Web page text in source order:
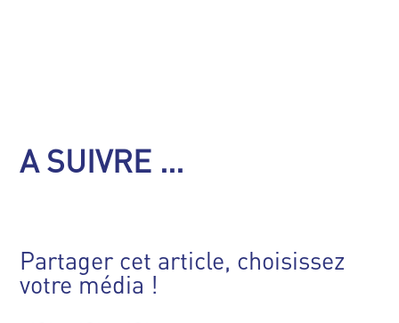
A SUIVRE ...
Partager cet article, choisissez
votre média !